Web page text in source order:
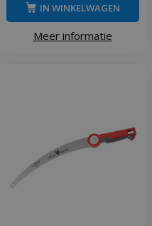
Meer informatie
IN WINKELWAGEN